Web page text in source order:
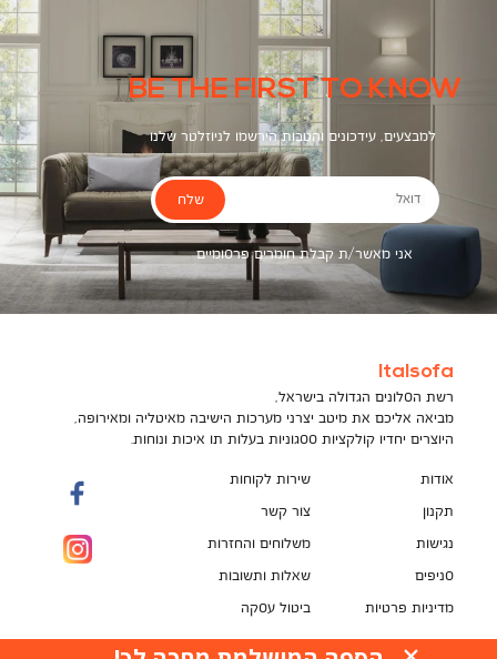
BE THE FIRST TO KNOW
למבצעים, עידכונים והטבות הירשמו לניוזלטר שלנו
דואל
אני מאשר/ת קבלת חומרים פרסומיים
שלח
Italsofa
רשת הסלונים הגדולה בישראל,
מביאה אליכם את מיטב יצרני מערכות הישיבה מאיטליה ומאירופה,
היוצרים יחדיו קולקציות ססגוניות בעלות תו איכות ונוחות.
אודות
תקנון
נגישות
סניפים
מדיניות פרטיות
שירות לקוחות
צור קשר
משלוחים והחזרות
שאלות ותשובות
ביטול עסקה
תקנון מועדון לקוחות